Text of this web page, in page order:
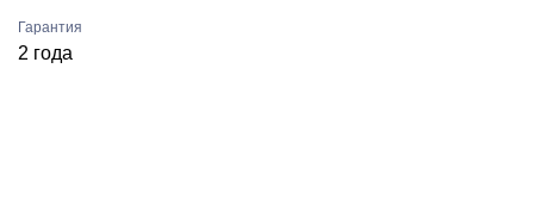
Гарантия
2 года